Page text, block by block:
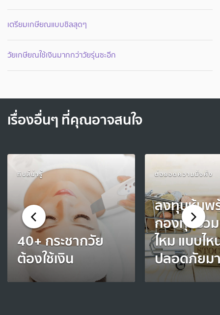
เตรียมเกษียณแบบชิลสุดๆ
วัยเกษียณใช้เงินมากกว่าวัยรุ่นซะอีก
เรื่องอื่นๆ ที่คุณอาจสนใจ
ทิปส์น่ารู้
40+ กระชากวัย
ต้องใช้เงิน
ต่อยอดความมั่งคั่ง
ลงทุนหุ้นพ
กองทุนรว
ไหม แบบไห
ปลอดภัยม